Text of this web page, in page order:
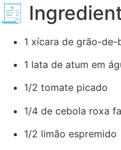
🧾
1 xícara de grão-
1 lata de atum em
1/2 tomate picado
1/4 de cebola roxa
1/2 limão espremido